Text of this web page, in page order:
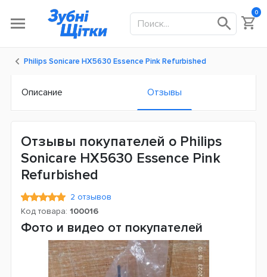
0
Philips Sonicare HX5630 Essence Pink Refurbished
Описание Отзывы
Отзывы покупателей о Philips
Sonicare HX5630 Essence Pink
Refurbished
2 отзывов
Код товара: 100016
Фото и видео от покупателей